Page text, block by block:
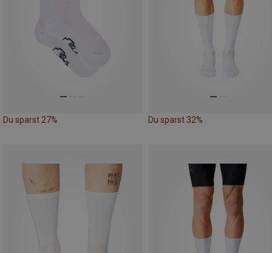
Du sparst 27% Du sparst 32%